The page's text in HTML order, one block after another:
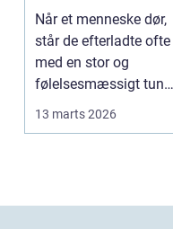
effektiv proces
Når et menneske dør,
står de efterladte ofte
med en stor og
følelsesmæssigt tung
opgave: at få rydde...
13 marts 2026